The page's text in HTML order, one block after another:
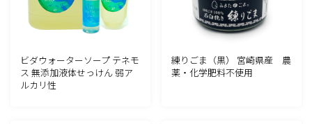
ビダウォーターソープ テネモ
ス 無添加液体せっけん 弱ア
ルカリ性
練りごま（黒） 宮崎県産 農
薬・化学肥料不使用